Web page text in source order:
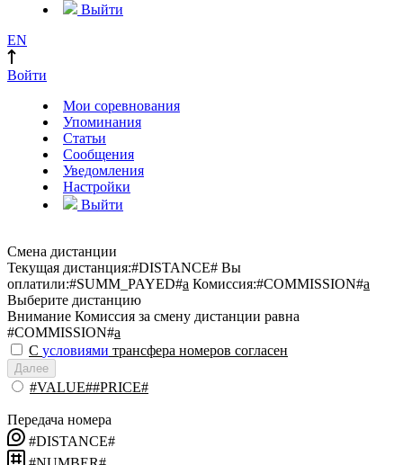
Выйти
EN
Войти
Мои соревнования
Упоминания
Статьи
Сообщения
Уведомления
Настройки
Выйти
Смена дистанции
Текущая дистанция:#DISTANCE# Вы
оплатили:#SUMM_PAYED#a Комиссия:#COMMISSION#a
Выберите дистанцию
Внимание Комиссия за смену дистанции равна
#COMMISSION#a
С условиями трансфера номеров согласен
Далее
#VALUE##PRICE#
Передача номера
#DISTANCE#